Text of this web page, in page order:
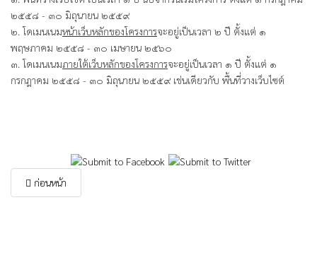
๒๕๕๘ - ๓๐ มิถุนายน ๒๕๕๙
๒. โดเมนเนมหน้าเว็บหลักของโครงการจะอยู่เป็นเวลา ๒ ปี ตั้งแต่ ๑
พฤษภาคม ๒๕๕๘ - ๓๐ เมษายน ๒๕๖๐
๓. โดเมนเนมภายใต้เว็บหลักของโครงการจะอยู่เป็นเวลา ๑ ปี ตั้งแต่ ๑
กรกฎาคม ๒๕๕๘ - ๓๐ มิถุนายน ๒๕๕๙ เช่นเดียวกับ พื้นที่วางเว็บไซต์
ก่อนหน้า